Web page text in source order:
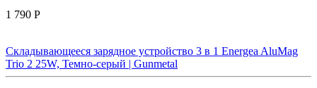
1 790 Р
Складывающееся зарядное устройство 3 в 1 Energea AluMag
Trio 2 25W, Темно-серый | Gunmetal